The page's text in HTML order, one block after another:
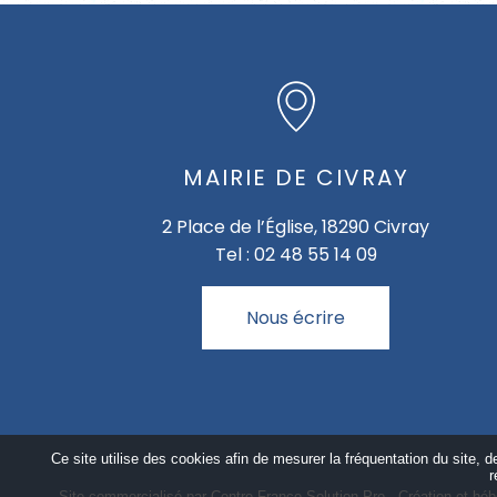
MAIRIE DE CIVRAY
2 Place de l’Église, 18290 Civray
Tel : 02 48 55 14 09
Nous écrire
Ce site utilise des cookies afin de mesurer la fréquentation du site,